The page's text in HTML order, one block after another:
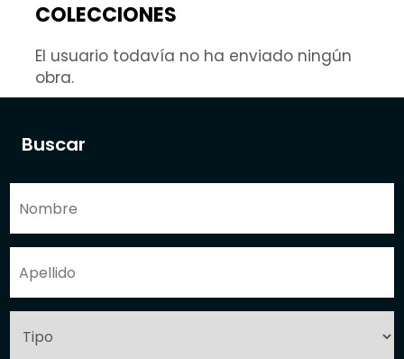
Buscar
COLECCIONES
El usuario todavía no ha enviado ningún
obra.